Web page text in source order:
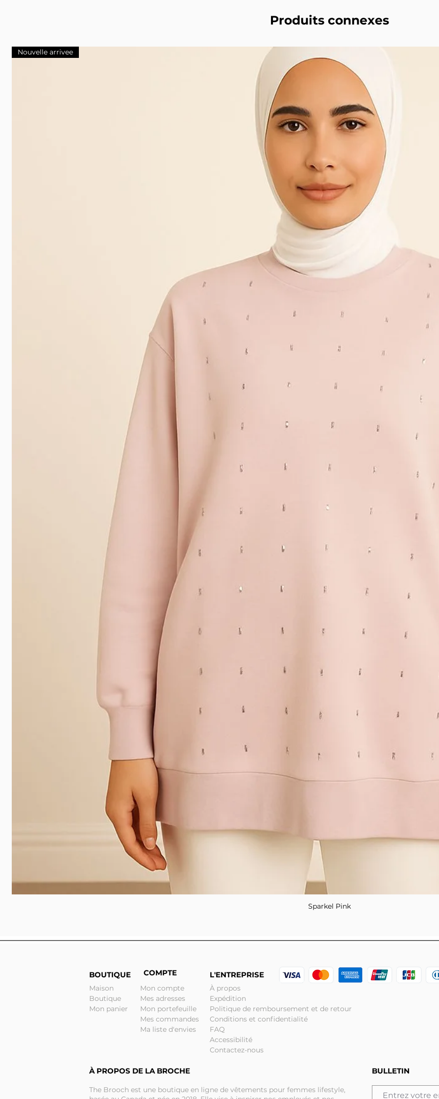
Produits connexes
Aperçu rapide
Nouvelle arrivee
Sparkel Pink
BOUTIQUE COMPTE L'ENTREPRISE
Maison
Boutique
Mon panier
Mon compte
Mes adresses
Mon portefeuille
Mes commandes
Ma liste d'envies
À propos
Expédition
Politique de remboursement et de retour
Conditions et confidentialité
FAQ
Accessibilité
Contactez-nous
À PROPOS DE LA BROCHE
The Brooch est une boutique en ligne de vêtements pour femmes lifestyle,
BULLETIN